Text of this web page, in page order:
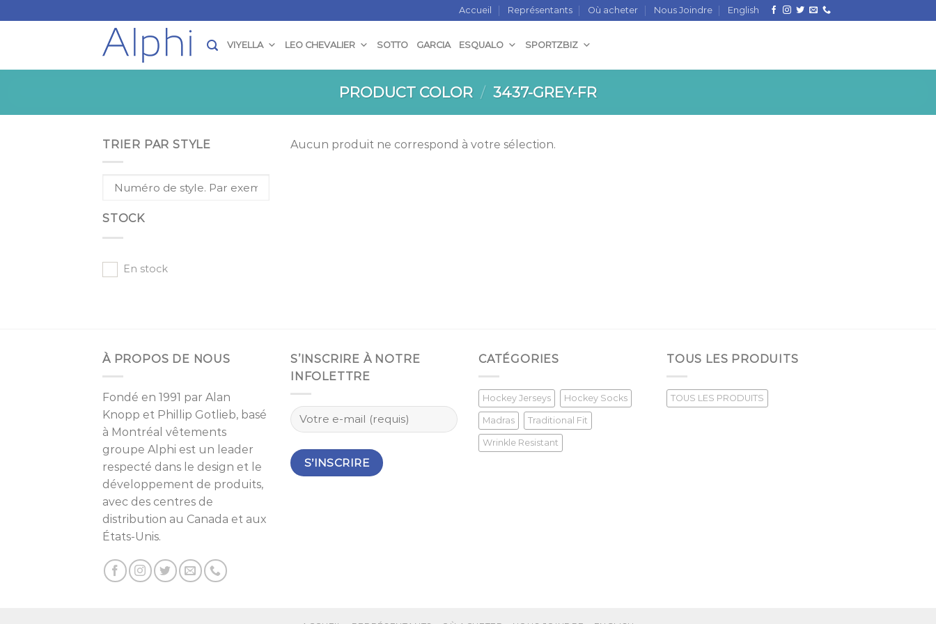
to
Accueil Représentants Où acheter Nous Joindre English
VIYELLA LEO CHEVALIER SOTTO GARCIA ESQUALO SPORTZBIZ
PRODUCT COLOR / 3437-GREY-FR
TRIER PAR STYLE
STOCK
En stock
Aucun produit ne correspond à votre sélection.
À PROPOS DE NOUS
Fondé en 1991 par Alan
Knopp et Phillip Gotlieb, basé
à Montréal vêtements
groupe Alphi est un leader
respecté dans le design et le
développement de produits,
avec des centres de
distribution au Canada et aux
États-Unis.
S’INSCRIRE À NOTRE
INFOLETTRE
CATÉGORIES
Hockey Jerseys Hockey Socks
Madras Traditional Fit
Wrinkle Resistant
TOUS LES PRODUITS
TOUS LES PRODUITS